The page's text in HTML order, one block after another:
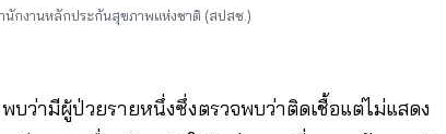
นักงานหลักประกันสุขภาพแห่งชาติ (สปสช.)
บว่ามีผู้ป่วยรายหนึ่งซึ่งตรวจพบว่าติดเชื้อแต่ไม่แสดง